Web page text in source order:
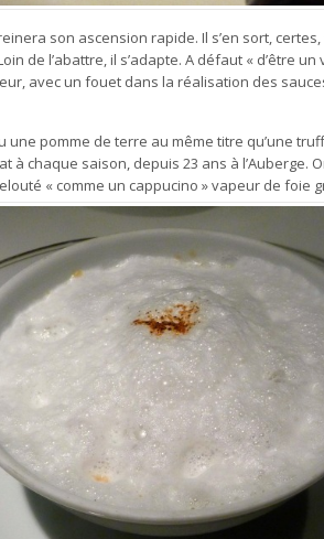
son ascension rapide. Il s’en sort,
de l’abattre, il s’adapte. A défaut « d’être
avec un fouet dans la réalisation des
une pomme de terre au même titre qu’une
à chaque saison, depuis 23 ans à l’Auberge.
« comme un cappucino » vapeur de foie